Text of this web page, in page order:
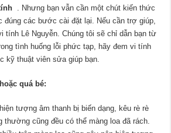
. Nhưng bạn vẫn cần một chút kiến thức
đúng các bước cài đặt lại. Nếu cần trợ giúp,
tính Lê Nguyễn. Chúng tôi sẽ chỉ dẫn bạn từ
tình huống lỗi phức tạp, hãy đem vi tính
kỹ thuật viên sửa giúp bạn.
quá bé:
tượng âm thanh bị biến dạng, kêu rè rè
thường cũng đều có thể màng loa đã rách.